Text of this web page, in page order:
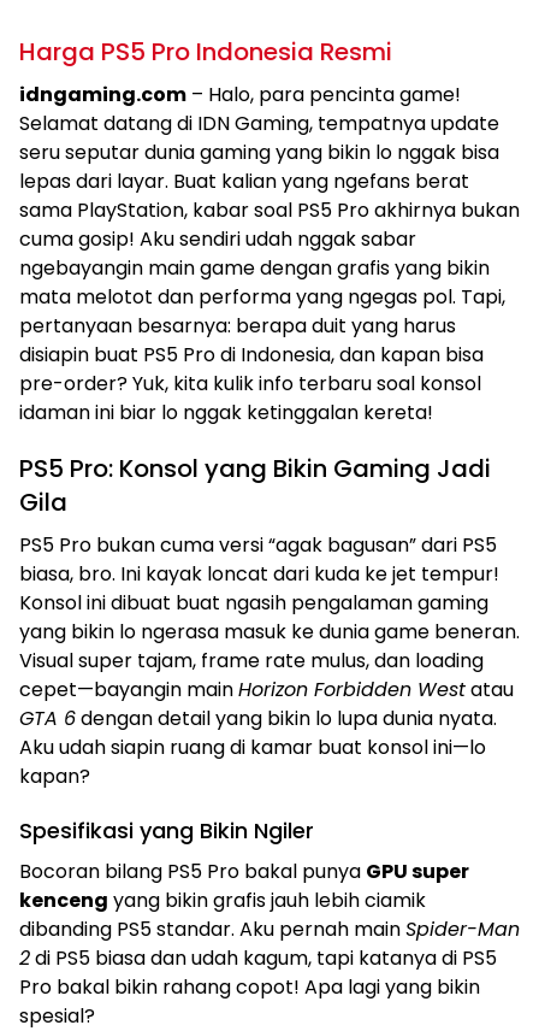
Harga PS5 Pro Indonesia Resmi
idngaming.com – Halo, para pencinta game!
Selamat datang di IDN Gaming, tempatnya update
seru seputar dunia gaming yang bikin lo nggak bisa
lepas dari layar. Buat kalian yang ngefans berat
sama PlayStation, kabar soal PS5 Pro akhirnya bukan
cuma gosip! Aku sendiri udah nggak sabar
ngebayangin main game dengan grafis yang bikin
mata melotot dan performa yang ngegas pol. Tapi,
pertanyaan besarnya: berapa duit yang harus
disiapin buat PS5 Pro di Indonesia, dan kapan bisa
pre-order? Yuk, kita kulik info terbaru soal konsol
idaman ini biar lo nggak ketinggalan kereta!
PS5 Pro: Konsol yang Bikin Gaming Jadi
Gila
PS5 Pro bukan cuma versi “agak bagusan” dari PS5
biasa, bro. Ini kayak loncat dari kuda ke jet tempur!
Konsol ini dibuat buat ngasih pengalaman gaming
yang bikin lo ngerasa masuk ke dunia game beneran.
Visual super tajam, frame rate mulus, dan loading
cepet—bayangin mainHorizon Forbidden Westatau
GTA 6dengan detail yang bikin lo lupa dunia nyata.
Aku udah siapin ruang di kamar buat konsol ini—lo
kapan?
Spesifikasi yang Bikin Ngiler
Bocoran bilang PS5 Pro bakal punya GPU super
kenceng yang bikin grafis jauh lebih ciamik
dibanding PS5 standar. Aku pernah mainSpider-Man
2di PS5 biasa dan udah kagum, tapi katanya di PS5
Pro bakal bikin rahang copot! Apa lagi yang bikin
spesial?